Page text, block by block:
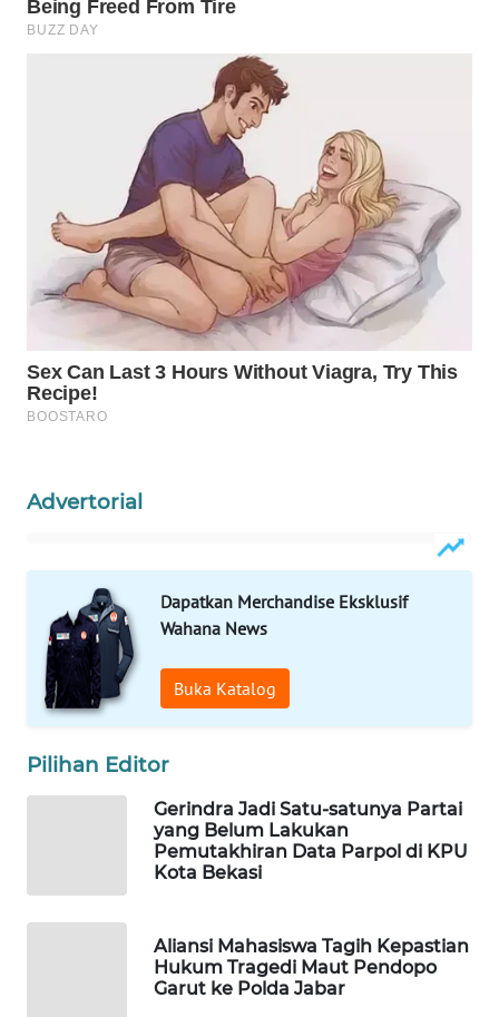
Advertorial
Dapatkan Merchandise Eksklusif
Wahana News
Buka Katalog
Pilihan Editor
Gerindra Jadi Satu-satunya Partai
yang Belum Lakukan
Pemutakhiran Data Parpol di KPU
Kota Bekasi
Aliansi Mahasiswa Tagih Kepastian
Hukum Tragedi Maut Pendopo
Garut ke Polda Jabar
HEALTH
Network
KONSUMEN
LISTRIK
MASYARAKAT
WALINKI
MAWAKA
ID
MARTABAT
NET
WATCH
LPKKI